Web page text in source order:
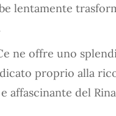
lentamente
ne offre uno
proprio alla
affascinante del